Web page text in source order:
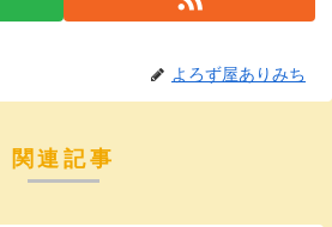
よろず屋ありみち
関連記事